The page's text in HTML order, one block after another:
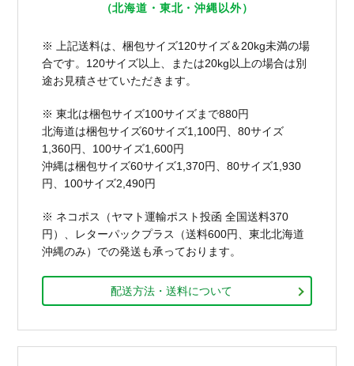
（北海道・東北・沖縄以外）
※ 上記送料は、梱包サイズ120サイズ＆20kg未満の場
合です。120サイズ以上、または20kg以上の場合は別
途お見積させていただきます。
※ 東北は梱包サイズ100サイズまで880円
北海道は梱包サイズ60サイズ1,100円、80サイズ
1,360円、100サイズ1,600円
沖縄は梱包サイズ60サイズ1,370円、80サイズ1,930
円、100サイズ2,490円
※ ネコポス（ヤマト運輸ポスト投函 全国送料370
円）、レターパックプラス（送料600円、東北北海道
沖縄のみ）での発送も承っております。
配送方法・送料について